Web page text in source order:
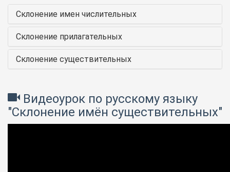
Склонение имен числительных
Склонение прилагательных
Склонение существительных
Видеоурок по русскому языку
"Склонение имён существительных"